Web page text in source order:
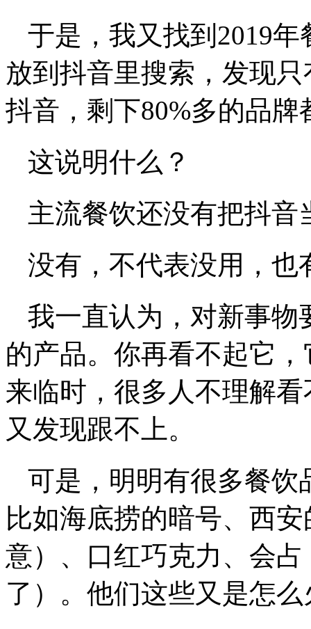
于是，我又找到2019
放到抖音里搜索，发现
抖音，剩下80%多的品牌
这说明什么？
主流餐饮还没有把抖
没有，不代表没用，也
我一直认为，对新事物
的产品。你再看不起它
来临时，很多人不理解
又发现跟不上。
可是，明明有很多餐饮
比如海底捞的暗号、西
意）、口红巧克力、会
了）。他们这些又是怎